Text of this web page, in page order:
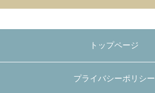
トップページ
プライバシーポリシー